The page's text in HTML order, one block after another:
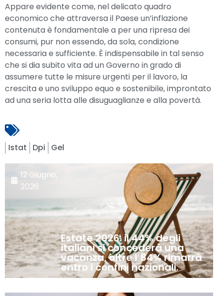
Appare evidente come, nel delicato quadro
economico che attraversa il Paese un’inflazione
contenuta è fondamentale a per una ripresa dei
consumi, pur non essendo, da sola, condizione
necessaria e sufficiente. È indispensabile in tal senso
che si dia subito vita ad un Governo in grado di
assumere tutte le misure urgenti per il lavoro, la
crescita e uno sviluppo equo e sostenibile, improntato
ad una seria lotta alle disuguaglianze e alla povertà.
Istat Dpi Gel
12 Giugno,
2026
Estate 2026: il 44% degli
italiani si concederà una
vacanza, oltre l’84% rimarrà
entro i confini nazionali.